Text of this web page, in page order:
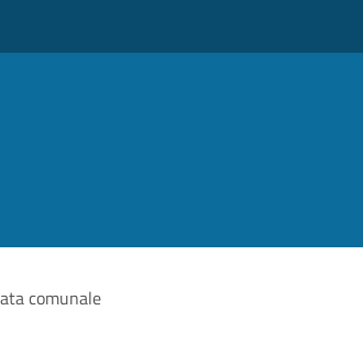
comunale